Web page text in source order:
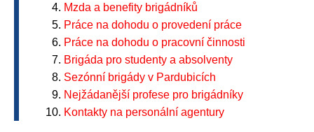
Mzda a benefity brigádníků
Práce na dohodu o provedení práce
Práce na dohodu o pracovní činnosti
Brigáda pro studenty a absolventy
Sezónní brigády v Pardubicích
Nejžádanější profese pro brigádníky
Kontakty na personální agentury